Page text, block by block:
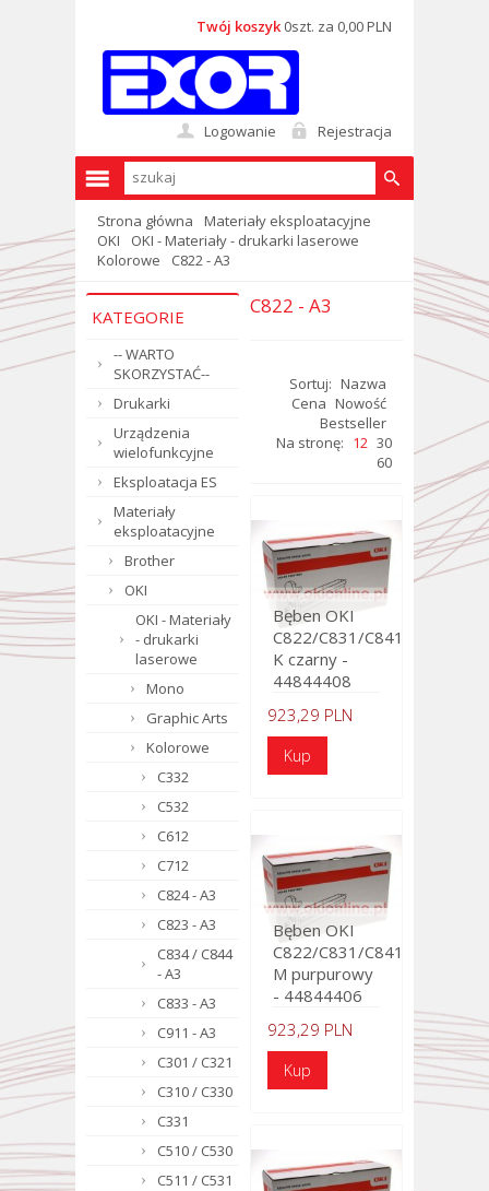
Logowanie Rejestracja
Twój koszyk 0szt. za 0,00 PLN
Strona główna
Materiały eksploatacyjne
OKI
OKI - Materiały - drukarki laserowe
Kolorowe
C822 - A3
KATEGORIE
-- WARTO
SKORZYSTAĆ--
Drukarki
Urządzenia
wielofunkcyjne
Eksploatacja ES
Materiały
eksploatacyjne
Brother
OKI
OKI - Materiały
- drukarki
laserowe
Mono
Graphic Arts
Kolorowe
C332
C532
C612
C712
C824 - A3
C823 - A3
C834 / C844
- A3
C833 - A3
C911 - A3
C301 / C321
C310 / C330
C331
C510 / C530
C511 / C531
C822 - A3
Sortuj: Nazwa
Cena Nowość
Bestseller
Na stronę: 12 30
60
Bęben OKI
C822/C831/C841
K czarny -
44844408
923,29 PLN
Bęben OKI
C822/C831/C841
M purpurowy
- 44844406
923,29 PLN